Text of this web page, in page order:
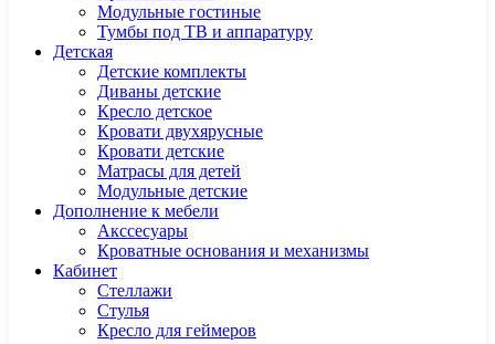
Модульные гостиные
Тумбы под ТВ и аппаратуру
Детская
Детские комплекты
Диваны детские
Кресло детское
Кровати двухярусные
Кровати детские
Матрасы для детей
Модульные детские
Дополнение к мебели
Акссесуары
Кроватные основания и механизмы
Кабинет
Cтеллажи
Cтулья
Кресло для геймеров